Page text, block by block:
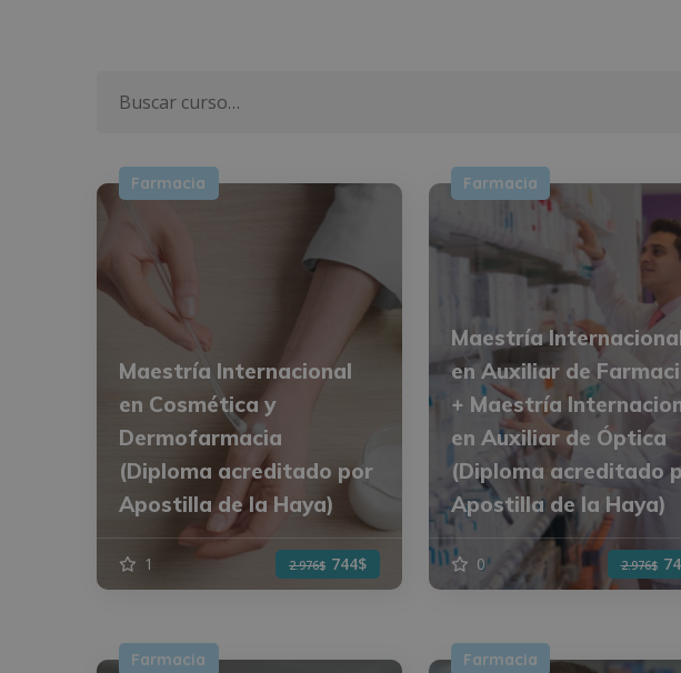
Farmacia
Maestría Internacional
en Cosmética y
Dermofarmacia
(Diploma acreditado por
Apostilla de la Haya)
1 2.976$ 744$
Farmacia
Maestría
en Auxiliar de
+ Maestría
en Auxiliar de Óptica
(Diploma acreditado
Apostilla de la Haya)
0 2.976$
Farmacia Farmacia